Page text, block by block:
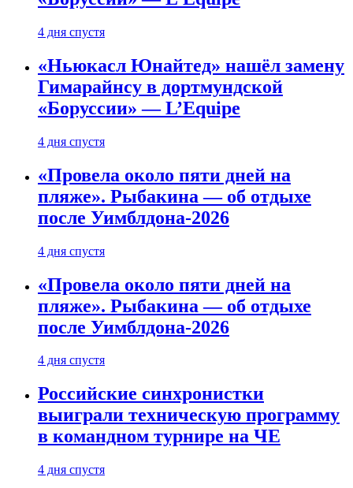
4 дня спустя
«Ньюкасл Юнайтед» нашёл замену
Гимарайнсу в дортмундской
«Боруссии» — L’Equipe
4 дня спустя
«Провела около пяти дней на
пляже». Рыбакина — об отдыхе
после Уимблдона-2026
4 дня спустя
«Провела около пяти дней на
пляже». Рыбакина — об отдыхе
после Уимблдона-2026
4 дня спустя
Российские синхронистки
выиграли техническую программу
в командном турнире на ЧЕ
4 дня спустя